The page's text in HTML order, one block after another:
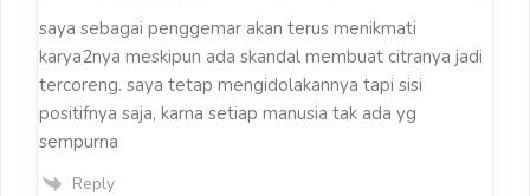
saya sebagai penggemar akan terus menikmati
karya2nya meskipun ada skandal membuat citranya jadi
tercoreng. saya tetap mengidolakannya tapi sisi
positifnya saja, karna setiap manusia tak ada yg
sempurna
Reply